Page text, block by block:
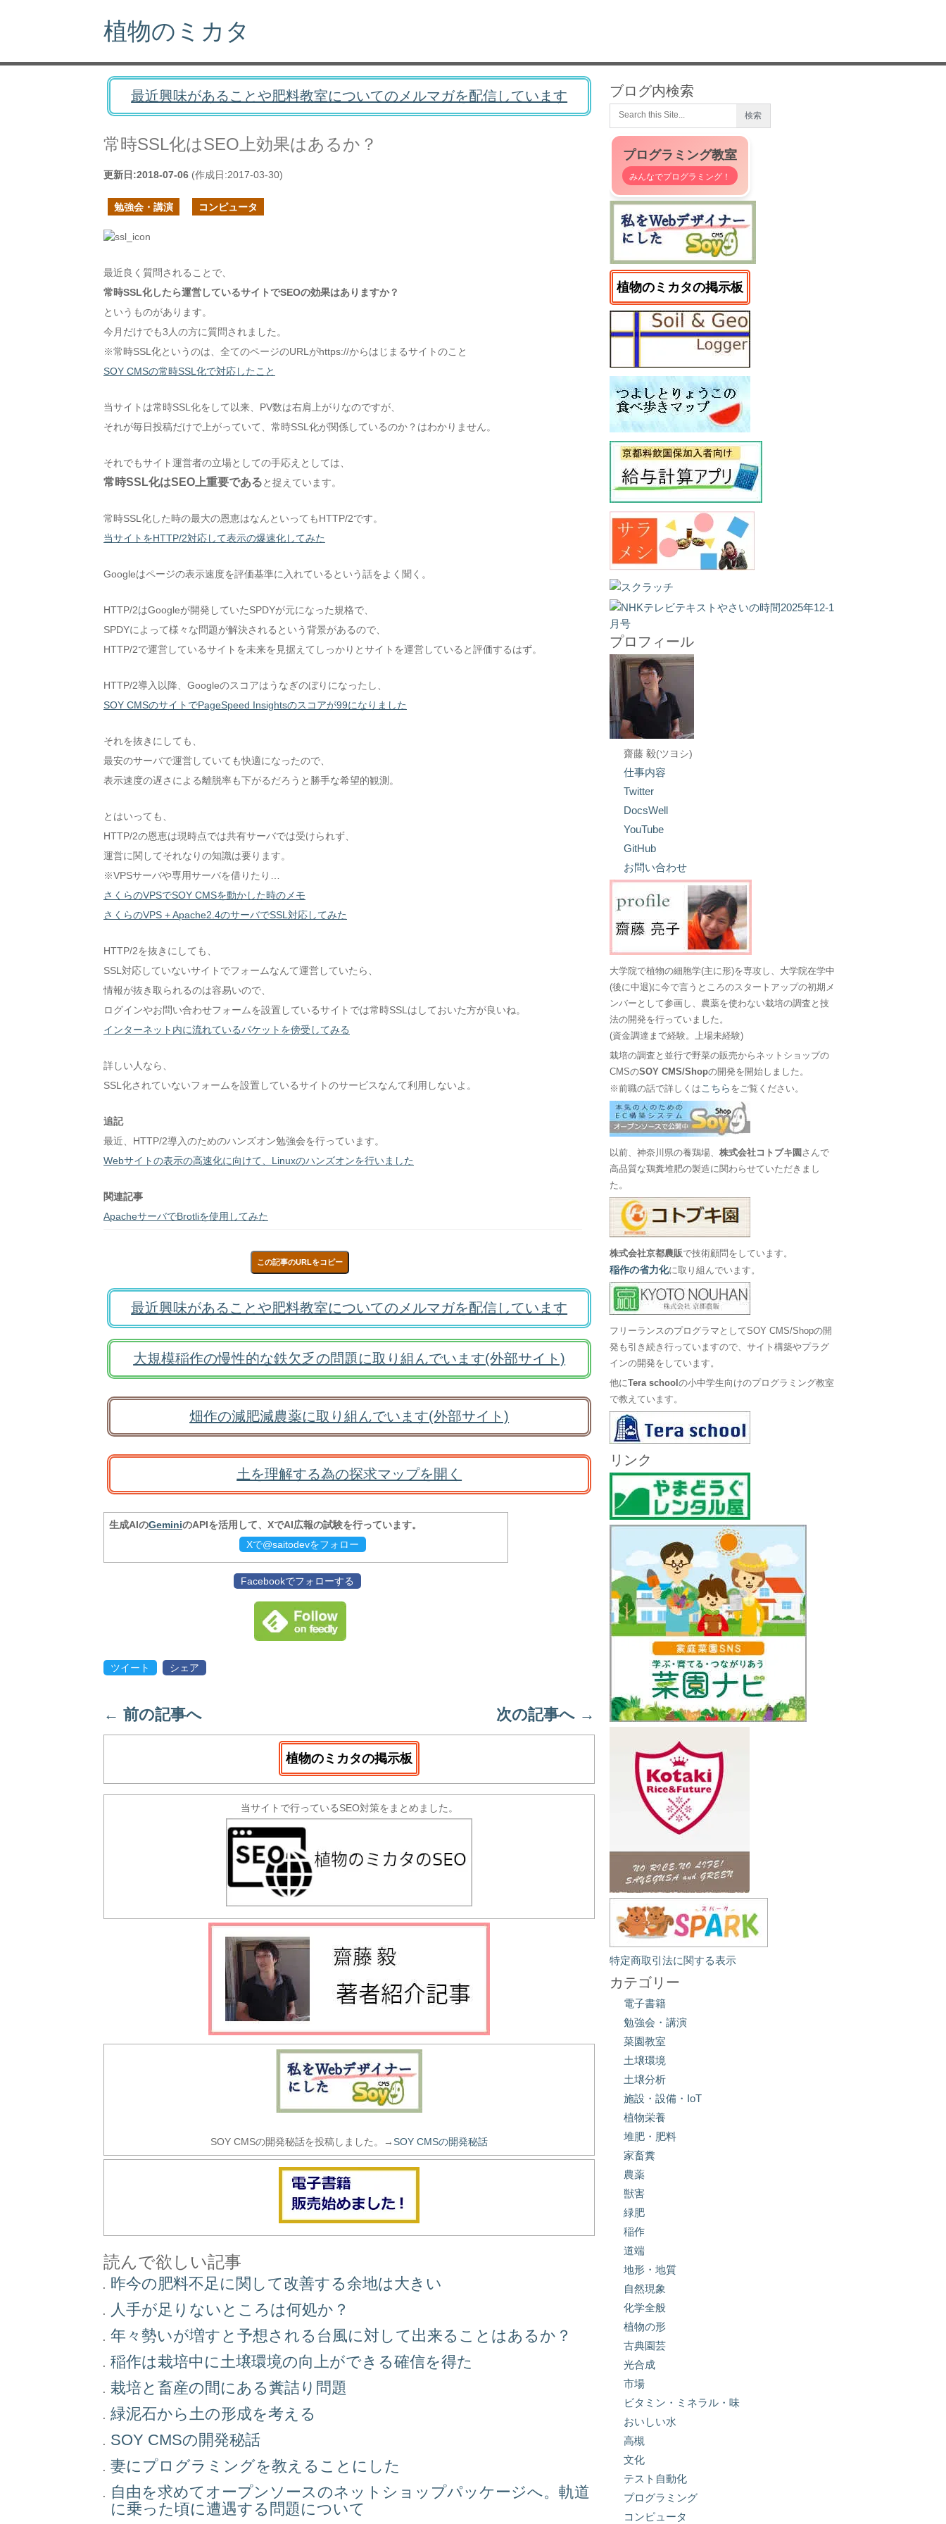
植物のミカタ
最近興味があることや肥料教室についてのメルマガを配信しています
常時SSL化はSEO上効果はあるか？
更新日:2018-07-06 (作成日:2017-03-30)
勉強会・講演 コンピュータ
最近良く質問されることで、
常時SSL化したら運営しているサイトでSEOの効果はありますか？
というものがあります。
今月だけでも3人の方に質問されました。
※常時SSL化というのは、全てのページのURLがhttps://からはじまるサイトのこと
SOY CMSの常時SSL化で対応したこと
当サイトは常時SSL化をして以来、PV数は右肩上がりなのですが、
それが毎日投稿だけで上がっていて、常時SSL化が関係しているのか？はわかりません。
それでもサイト運営者の立場としての手応えとしては、
常時SSL化はSEO上重要であると捉えています。
常時SSL化した時の最大の恩恵はなんといってもHTTP/2です。
当サイトをHTTP/2対応して表示の爆速化してみた
Googleはページの表示速度を評価基準に入れているという話をよく聞く。
HTTP/2はGoogleが開発していたSPDYが元になった規格で、
SPDYによって様々な問題が解決されるという背景があるので、
HTTP/2で運営しているサイトを未来を見据えてしっかりとサイトを運営していると評価するはず。
HTTP/2導入以降、Googleのスコアはうなぎのぼりになったし、
SOY CMSのサイトでPageSpeed Insightsのスコアが99になりました
それを抜きにしても、
最安のサーバで運営していても快適になったので、
表示速度の遅さによる離脱率も下がるだろうと勝手な希望的観測。
とはいっても、
HTTP/2の恩恵は現時点では共有サーバでは受けられず、
運営に関してそれなりの知識は要ります。
※VPSサーバや専用サーバを借りたり…
さくらのVPSでSOY CMSを動かした時のメモ
さくらのVPS + Apache2.4のサーバでSSL対応してみた
HTTP/2を抜きにしても、
SSL対応していないサイトでフォームなんて運営していたら、
情報が抜き取られるのは容易いので、
ログインやお問い合わせフォームを設置しているサイトでは常時SSLはしておいた方が良いね。
インターネット内に流れているパケットを傍受してみる
詳しい人なら、
SSL化されていないフォームを設置しているサイトのサービスなんて利用しないよ。
追記
最近、HTTP/2導入のためのハンズオン勉強会を行っています。
Webサイトの表示の高速化に向けて、Linuxのハンズオンを行いました
関連記事
ApacheサーバでBrotliを使用してみた
この記事のURLをコピー
最近興味があることや肥料教室についてのメルマガを配信しています
大規模稲作の慢性的な鉄欠乏の問題に取り組んでいます(外部サイト)
畑作の減肥減農薬に取り組んでいます(外部サイト)
土を理解する為の探求マップを開く
生成AIのGeminiのAPIを活用して、XでAI広報の試験を行っています。
Xで@saitodevをフォロー
Facebookでフォローする
ツイート シェア
← 前の記事へ 次の記事へ →
植物のミカタの掲示板
当サイトで行っているSEO対策をまとめました。
SOY CMSの開発秘話を投稿しました。→SOY CMSの開発秘話
読んで欲しい記事
昨今の肥料不足に関して改善する余地は大きい
人手が足りないところは何処か？
年々勢いが増すと予想される台風に対して出来ることはあるか？
稲作は栽培中に土壌環境の向上ができる確信を得た
栽培と畜産の間にある糞詰り問題
緑泥石から土の形成を考える
SOY CMSの開発秘話
妻にプログラミングを教えることにした
自由を求めてオープンソースのネットショップパッケージへ。軌道
に乗った頃に遭遇する問題について
ブログ内検索
プログラミング教室
みんなでプログラミング！
植物のミカタの掲示板
プロフィール
齋藤 毅(ツヨシ)
仕事内容
Twitter
DocsWell
YouTube
GitHub
お問い合わせ
大学院で植物の細胞学(主に形)を専攻し、大学院在学中
(後に中退)に今で言うところのスタートアップの初期メ
ンバーとして参画し、農薬を使わない栽培の調査と技
法の開発を行っていました。
(資金調達まで経験。上場未経験)
栽培の調査と並行で野菜の販売からネットショップの
CMSのSOY CMS/Shopの開発を開始しました。
※前職の話で詳しくは こちら をご覧ください。
以前、神奈川県の養鶏場、株式会社コトブキ園 さんで
高品質な鶏糞堆肥の製造に関わらせていただきまし
た。
株式会社京都農販で技術顧問をしています。
稲作の省力化に取り組んでいます。
フリーランスのプログラマとしてSOY CMS/Shopの開
発も引き続き行っていますので、サイト構築やプラグ
インの開発をしています。
他にTera schoolの小中学生向けのプログラミング教室
で教えています。
リンク
特定商取引法に関する表示
カテゴリー
電子書籍
勉強会・講演
菜園教室
土壌環境
土壌分析
施設・設備・IoT
植物栄養
堆肥・肥料
家畜糞
農薬
獣害
緑肥
稲作
道端
地形・地質
自然現象
化学全般
植物の形
古典園芸
光合成
市場
ビタミン・ミネラル・味
おいしい水
高槻
文化
テスト自動化
プログラミング
コンピュータ